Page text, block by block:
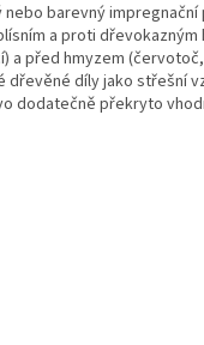
barevný
a proti
a před hmyzem
dřevěné díly jako střešní
dodatečně překryto